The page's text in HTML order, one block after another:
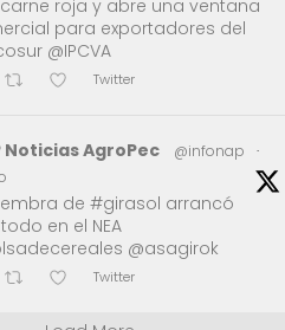
roja y abre una ventana
para exportadores del
@IPCVA
Twitter
Noticias AgroPec @infonap
·
de #girasol arrancó
en el NEA
@asagirok
Twitter